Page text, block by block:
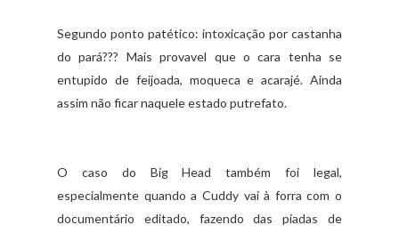
Segundo ponto patético: intoxicação por castanha
do pará??? Mais provavel que o cara tenha se
entupido de feijoada, moqueca e acarajé. Ainda
assim não ficar naquele estado putrefato.
O caso do Big Head também foi legal,
especialmente quando a Cuddy vai à forra com o
documentário editado, fazendo das piadas de